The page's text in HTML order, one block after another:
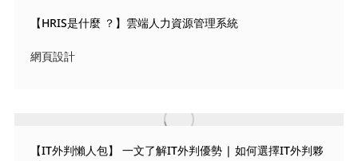
【HRIS是什麼 ？】雲端人力資源管理系統
網頁設計
【IT外判懶人包】 一文了解IT外判優勢 | 如何選擇IT外判夥